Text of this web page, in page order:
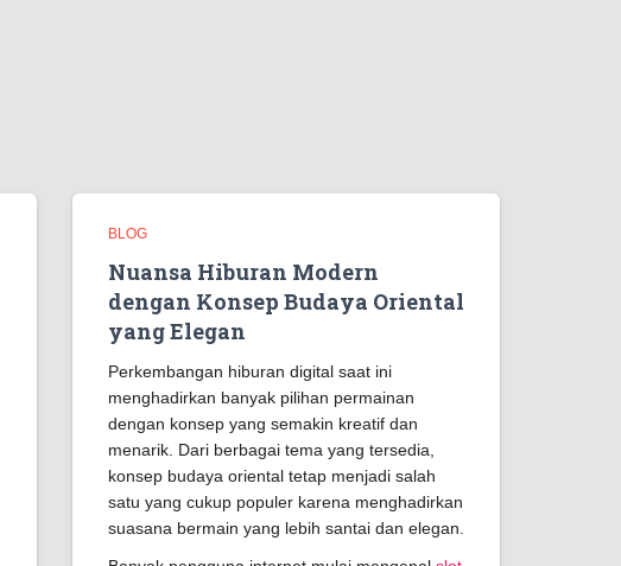
BLOG
Nuansa Hiburan Modern
dengan Konsep Budaya Oriental
yang Elegan
Perkembangan hiburan digital saat ini
menghadirkan banyak pilihan permainan
dengan konsep yang semakin kreatif dan
menarik. Dari berbagai tema yang tersedia,
konsep budaya oriental tetap menjadi salah
satu yang cukup populer karena menghadirkan
suasana bermain yang lebih santai dan elegan.